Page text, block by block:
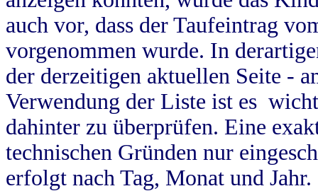
auch vor, dass der Taufeintrag
vorgenommen wurde. In
der derzeitigen aktuellen Seite -
Verwendung der Liste ist es
dahinter zu überprüfen. Eine
technischen Gründen nur
erfolgt nach Tag, Monat und Jahr.